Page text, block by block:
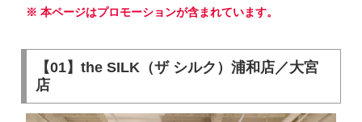
※ 本ページはプロモーションが含まれています。
【01】the SILK（ザ シルク）浦和店／大宮
店